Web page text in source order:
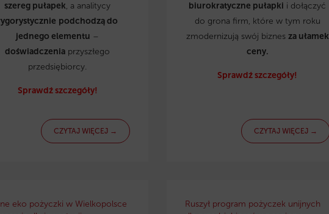
szereg pułapek, a analitycy
podchodzą do
jednego elementu –
doświadczenia przyszłego
przedsiębiorcy.
Sprawdź szczegóły!
CZYTAJ WIĘCEJ →
biurokratyczne pułapki i dołączyć
do grona firm, które w tym roku
zmodernizują swój biznes za ułamek
ceny.
Sprawdź szczegóły!
CZYTAJ WIĘCEJ →
eko pożyczki w Wielkopolsce
Ruszył program pożyczek unijnych